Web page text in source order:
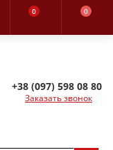
0 0
+38 (097) 598 08 80
Заказать звонок